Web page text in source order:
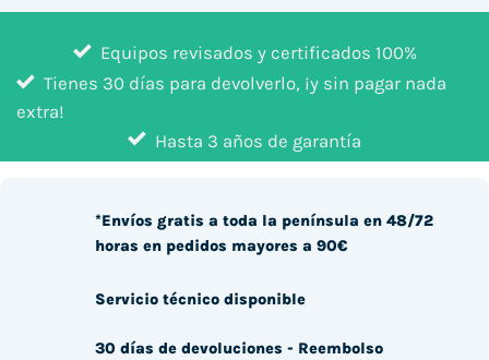
Equipos revisados y certificados 100%
Tienes 30 días para devolverlo, ¡y sin pagar nada
extra!
Hasta 3 años de garantía
*Envíos gratis a toda la península en 48/72
horas en pedidos mayores a 90€
Servicio técnico disponible
30 días de devoluciones - Reembolso